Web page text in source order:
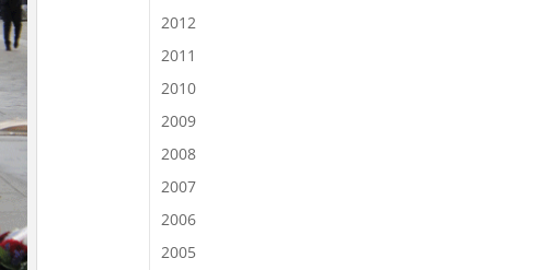
2012
2011
2010
2009
2008
2007
2006
2005